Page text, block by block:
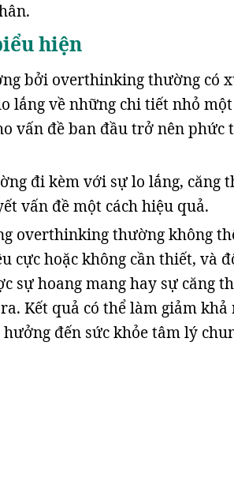
hiện
bởi overthinking thường có
lắng về những chi tiết nhỏ một
vấn đề ban đầu trở nên phức
đi kèm với sự lo lắng, căng
vấn đề một cách hiệu quả.
overthinking thường không
cực hoặc không cần thiết, và
sự hoang mang hay sự căng
Kết quả có thể làm giảm
đến sức khỏe tâm lý